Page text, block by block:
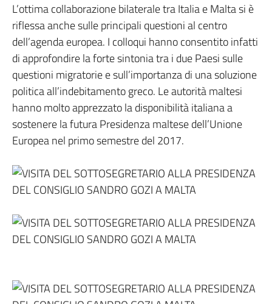
L’ottima collaborazione bilaterale tra Italia e Malta si è
riflessa anche sulle principali questioni al centro
dell’agenda europea. I colloqui hanno consentito infatti
di approfondire la forte sintonia tra i due Paesi sulle
questioni migratorie e sull’importanza di una soluzione
politica all’indebitamento greco. Le autorità maltesi
hanno molto apprezzato la disponibilità italiana a
sostenere la futura Presidenza maltese dell’Unione
Europea nel primo semestre del 2017.